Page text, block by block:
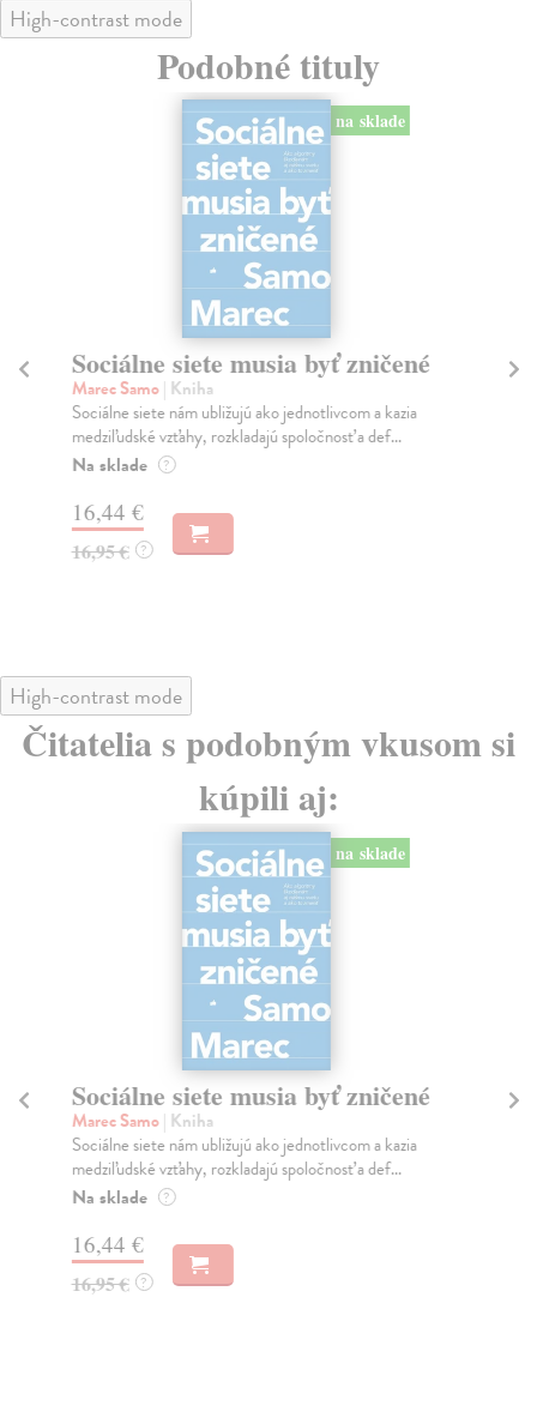
High-contrast mode
Podobné tituly
na sklade
Sociálne siete musia byť zničené
Marec Samo| Kniha
Sociálne siete nám ubližujú ako jednotlivcom a kazia
medziľudské vzťahy, rozkladajú spoločnosť a def...
Na sklade ?
16,44 €
16,95 € ?
High-contrast mode
Čitatelia s podobným vkusom si
kúpili aj:
na sklade
Sociálne siete musia byť zničené
Marec Samo| Kniha
Sociálne siete nám ubližujú ako jednotlivcom a kazia
medziľudské vzťahy, rozkladajú spoločnosť a def...
Na sklade ?
16,44 €
16,95 € ?